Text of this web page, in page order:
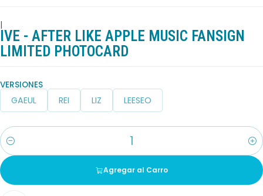
|
IVE - AFTER LIKE APPLE MUSIC FANSIGN
LIMITED PHOTOCARD
VERSIONES
GAEUL REI LIZ LEESEO
Cantidad
Agregar al Carro